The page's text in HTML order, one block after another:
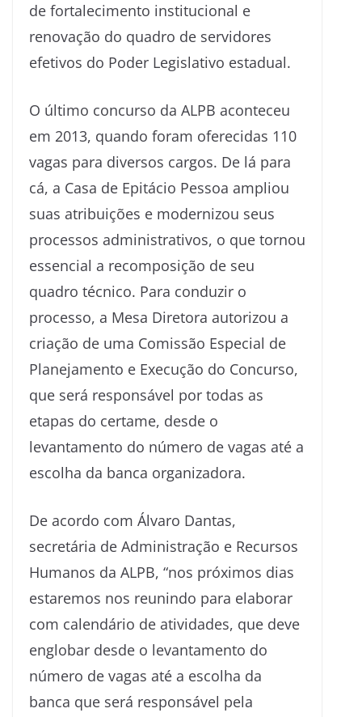
de fortalecimento institucional e
renovação do quadro de servidores
efetivos do Poder Legislativo estadual.
O último concurso da ALPB aconteceu
em 2013, quando foram oferecidas 110
vagas para diversos cargos. De lá para
cá, a Casa de Epitácio Pessoa ampliou
suas atribuições e modernizou seus
processos administrativos, o que tornou
essencial a recomposição de seu
quadro técnico. Para conduzir o
processo, a Mesa Diretora autorizou a
criação de uma Comissão Especial de
Planejamento e Execução do Concurso,
que será responsável por todas as
etapas do certame, desde o
levantamento do número de vagas até a
escolha da banca organizadora.
De acordo com Álvaro Dantas,
secretária de Administração e Recursos
Humanos da ALPB, “nos próximos dias
estaremos nos reunindo para elaborar
com calendário de atividades, que deve
englobar desde o levantamento do
número de vagas até a escolha da
banca que será responsável pela